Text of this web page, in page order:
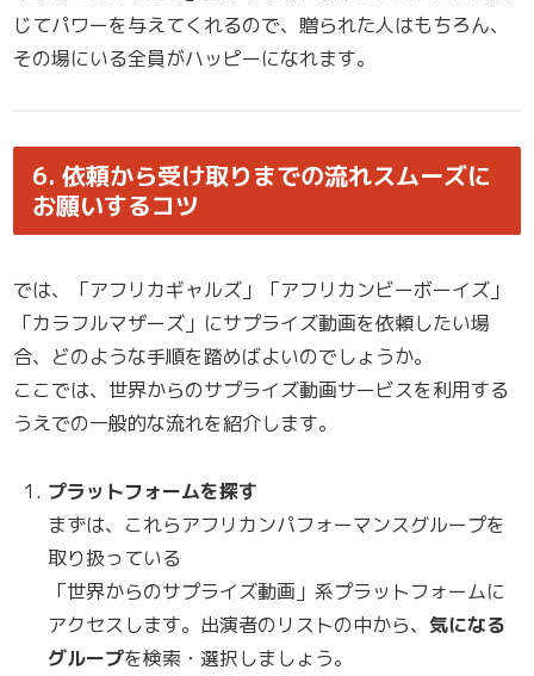
じてパワーを与えてくれるので、贈られた人はもちろん、
その場にいる全員がハッピーになれます。
6. 依頼から受け取りまでの流れスムーズに
お願いするコツ
では、「アフリカギャルズ」「アフリカンビーボーイズ」
「カラフルマザーズ」にサプライズ動画を依頼したい場
合、どのような手順を踏めばよいのでしょうか。
ここでは、世界からのサプライズ動画サービスを利用する
うえでの一般的な流れを紹介します。
プラットフォームを探す
まずは、これらアフリカンパフォーマンスグループを
取り扱っている
「世界からのサプライズ動画」系プラットフォームに
アクセスします。出演者のリストの中から、気になる
グループを検索・選択しましょう。